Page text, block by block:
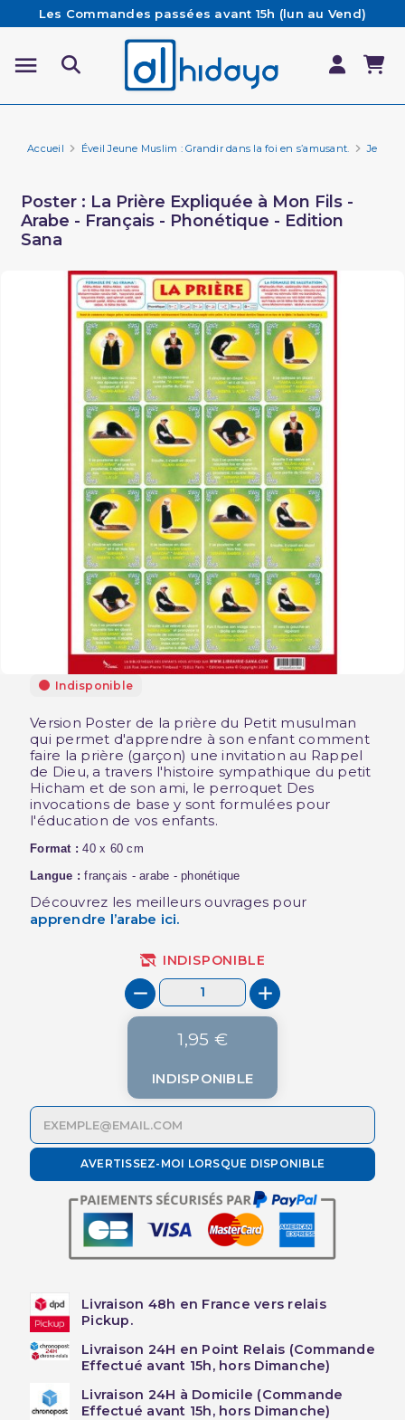
Les Commandes passées avant 15h (lun au Vend)
sont préparées et expédiées le jour même
Besoin d'aide ? Retrouvez notre FAQ
Livraison offerte à partir de 65€ d'achat*
Accueil Éveil Jeune Muslim : Grandir dans la foi en s’amusant. Jeux
Poster : La Prière Expliquée à Mon Fils -
Arabe - Français - Phonétique - Edition
Sana
Indisponible
Version Poster de la prière du Petit musulman
qui permet d'apprendre à son enfant comment
faire la prière (garçon) une invitation au Rappel
de Dieu, a travers l'histoire sympathique du petit
Hicham et de son ami, le perroquet Des
invocations de base y sont formulées pour
l'éducation de vos enfants.
Format : 40 x 60 cm
Langue : français - arabe - phonétique
Découvrez les meilleurs ouvrages pour
apprendre l’arabe ici.
INDISPONIBLE
1,95 €
INDISPONIBLE
AVERTISSEZ-MOI LORSQUE DISPONIBLE
Livraison 48h en France vers relais
Pickup.
Livraison 24H en Point Relais (Commande
Effectué avant 15h, hors Dimanche)
Livraison 24H à Domicile (Commande
Effectué avant 15h, hors Dimanche)